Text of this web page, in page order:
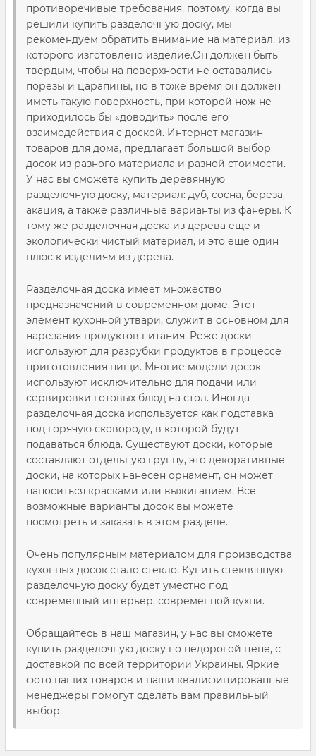
противоречивые требования, поэтому, когда вы
решили купить разделочную доску, мы
рекомендуем обратить внимание на материал, из
которого изготовлено изделие.Он должен быть
твердым, чтобы на поверхности не оставались
порезы и царапины, но в тоже время он должен
иметь такую поверхность, при которой нож не
приходилось бы «доводить» после его
взаимодействия с доской. Интернет магазин
товаров для дома, предлагает большой выбор
досок из разного материала и разной стоимости.
У нас вы сможете купить деревянную
разделочную доску, материал: дуб, сосна, береза,
акация, а также различные варианты из фанеры. К
тому же разделочная доска из дерева еще и
экологически чистый материал, и это еще один
плюс к изделиям из дерева.
Разделочная доска имеет множество
предназначений в современном доме. Этот
элемент кухонной утвари, служит в основном для
нарезания продуктов питания. Реже доски
используют для разрубки продуктов в процессе
приготовления пищи. Многие модели досок
используют исключительно для подачи или
сервировки готовых блюд на стол. Иногда
разделочная доска используется как подставка
под горячую сковороду, в которой будут
подаваться блюда. Существуют доски, которые
составляют отдельную группу, это декоративные
доски, на которых нанесен орнамент, он может
наноситься красками или выжиганием. Все
возможные варианты досок вы можете
посмотреть и заказать в этом разделе.
Очень популярным материалом для производства
кухонных досок стало стекло. Купить стеклянную
разделочную доску будет уместно под
современный интерьер, современной кухни.
Обращайтесь в наш магазин, у нас вы сможете
купить разделочную доску по недорогой цене, с
доставкой по всей территории Украины. Яркие
фото наших товаров и наши квалифицированные
менеджеры помогут сделать вам правильный
выбор.